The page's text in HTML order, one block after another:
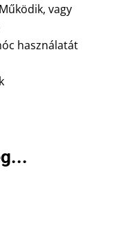
vagy
használatát